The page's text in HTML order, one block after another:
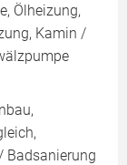
Ölheizung,
Kamin /
Badsanierung